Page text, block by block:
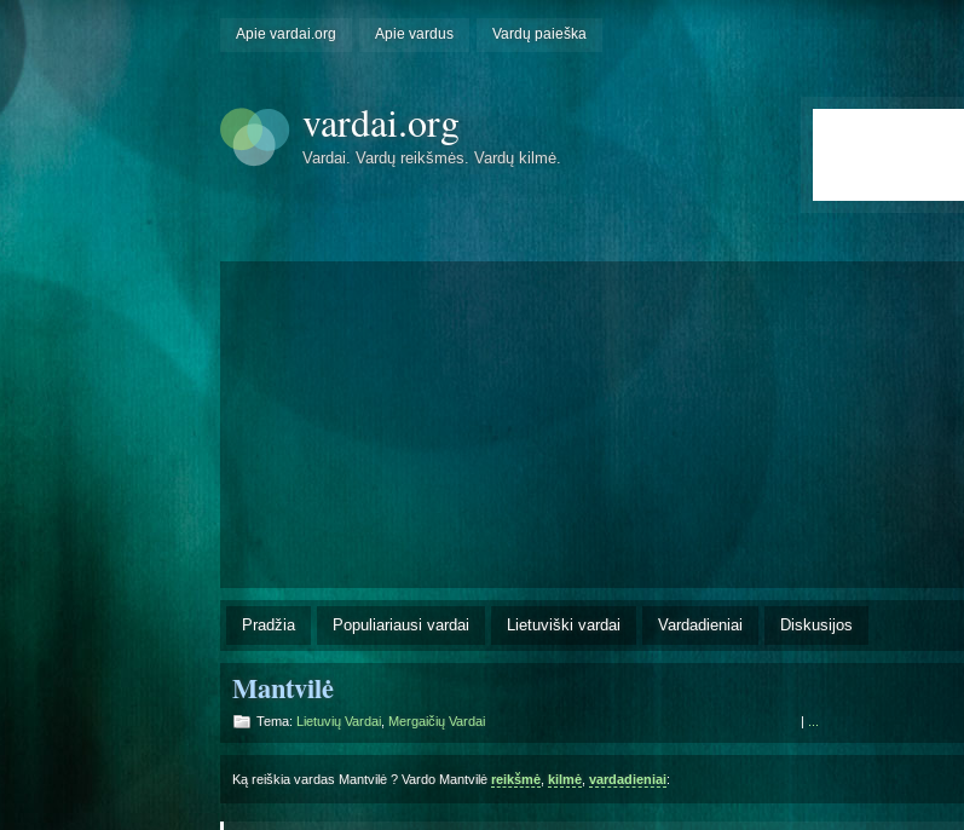
Apie vardai.org Apie vardus Vardų paieška
vardai.org
Vardai. Vardų reikšmės. Vardų kilmė.
Pradžia Populiariausi vardai Lietuviški vardai Vardadieniai Diskusijos
Mantvilė
Tema: Lietuvių Vardai Mergaičių Vardai |
Ką reiškia vardas Mantvilė ? Vardo Mantvilė reikšmė kilmė vardadieniai: